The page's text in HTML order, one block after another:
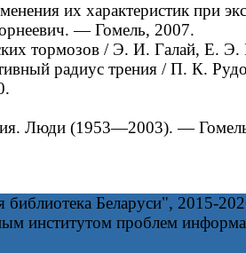
их характеристик при
— Гомель, 2007.
тормозов / Э. И. Галай, Е.
радиус трения / П. К.
Люди (1953—2003). —
библиотека Беларуси", 2015-
институтом проблем